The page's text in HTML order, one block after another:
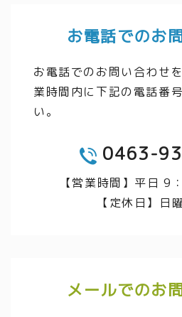
お電話でのお
お電話でのお問い合わせ
業時間内に下記の電話番
い。
0463-
【営業時間】平日 9
【定休日】日
メールでのお